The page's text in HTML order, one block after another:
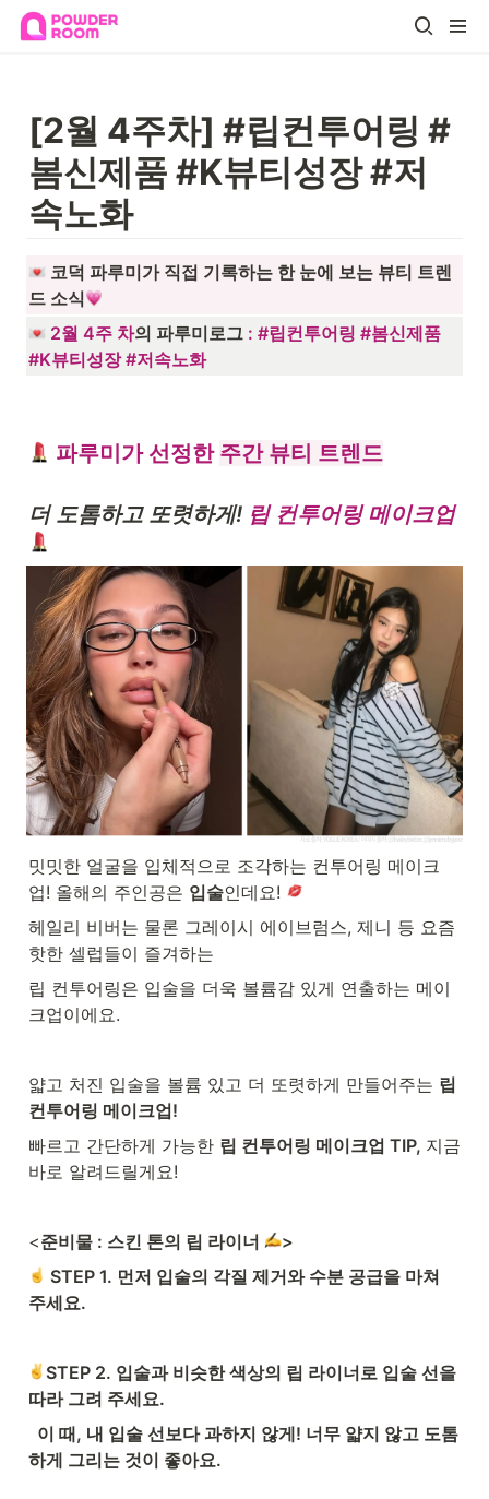
[2월 4주차] #립컨투어링 #
봄신제품 #K뷰티성장 #저
속노화
코덕 파루미가 직접 기록하는 한 눈에 보는 뷰티 트렌
드 소식
2월 4주 차의 파루미로그 : #립컨투어링 #봄신제품
#K뷰티성장 #저속노화
파루미가 선정한 주간 뷰티 트렌드
더 도톰하고 또렷하게! 립 컨투어링 메이크업
밋밋한 얼굴을 입체적으로 조각하는 컨투어링 메이크
업! 올해의 주인공은 입술인데요!
헤일리 비버는 물론 그레이시 에이브럼스, 제니 등 요즘
핫한 셀럽들이 즐겨하는
립 컨투어링은 입술을 더욱 볼륨감 있게 연출하는 메이
크업이에요.
얇고 처진 입술을 볼륨 있고 더 또렷하게 만들어주는 립
컨투어링 메이크업!
빠르고 간단하게 가능한 립 컨투어링 메이크업 TIP, 지금
바로 알려드릴게요!
<준비물 : 스킨 톤의 립 라이너
>
STEP 1. 먼저 입술의 각질 제거와 수분 공급을 마쳐
주세요.
STEP 2. 입술과 비슷한 색상의 립 라이너로 입술 선을
따라 그려 주세요.
하게 그리는 것이 좋아요.